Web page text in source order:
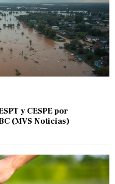
y CESPE por
(MVS Noticias)